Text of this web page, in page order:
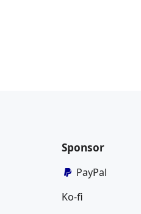
Sponsor
PayPal
Ko-fi